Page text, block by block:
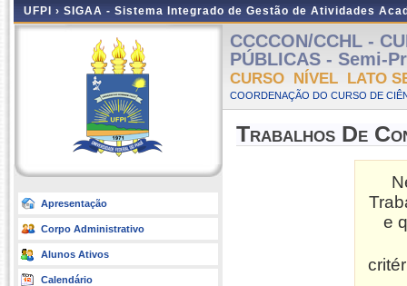
UFPI › SIGAA - Sistema Integrado de Gestão de Atividades
Apresentação
Corpo Administrativo
Alunos Ativos
Calendário
CCCCON/CCHL -
PÚBLICAS - Semi-
CURSO NÍVEL LATO
COORDENAÇÃO DO CURSO DE
Trabalhos De
e